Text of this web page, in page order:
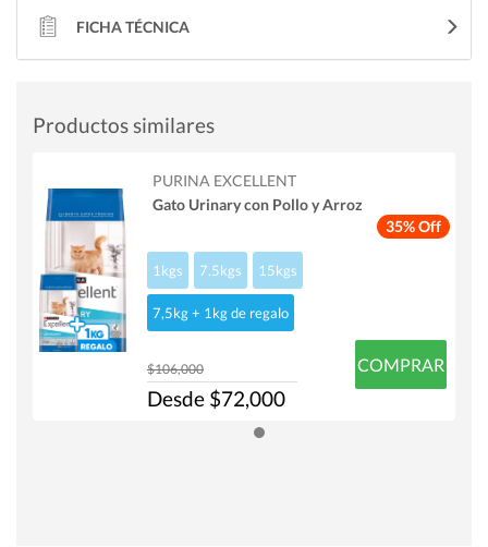
FICHA TÉCNICA
Productos similares
35% Off
PURINA EXCELLENT
Gato Urinary con Pollo y Arroz
1kgs 7.5kgs 15kgs
7,5kg + 1kg de regalo
$106,000
Desde $72,000
COMPRAR